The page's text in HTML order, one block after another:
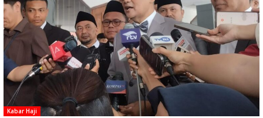
Kabar Haji